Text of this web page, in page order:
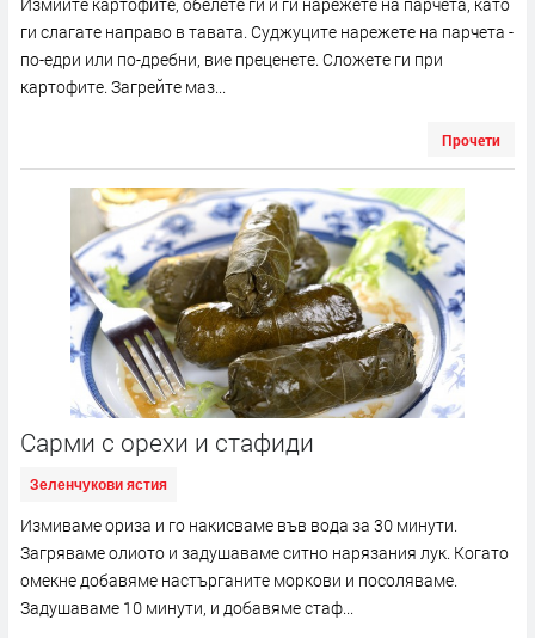
ги слагате направо в тавата. Суджуците нарежете на парчета -
по-едри или по-дребни, вие преценете. Сложете ги при
картофите. Загрейте маз...
Прочети
Сарми с орехи и стафиди
Зеленчукови ястия
Измиваме ориза и го накисваме във вода за 30 минути.
Загряваме олиото и задушаваме ситно нарязания лук. Когато
омекне добавяме настърганите моркови и посоляваме.
Задушаваме 10 минути, и добавяме стаф...